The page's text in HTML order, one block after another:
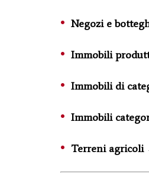
Negozi e
Immobili
Immobili di
Immobili
Terreni agricoli